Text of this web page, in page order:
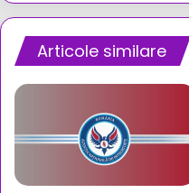
condițiilor
și
a
alimentelor
Articole similare